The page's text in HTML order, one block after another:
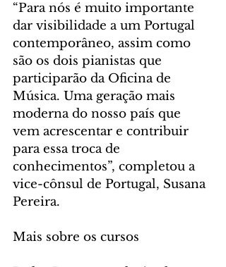
“Para nós é muito importante
dar visibilidade a um Portugal
contemporâneo, assim como
são os dois pianistas que
participarão da Oficina de
Música. Uma geração mais
moderna do nosso país que
vem acrescentar e contribuir
para essa troca de
conhecimentos”, completou a
vice-cônsul de Portugal, Susana
Pereira.
Mais sobre os cursos